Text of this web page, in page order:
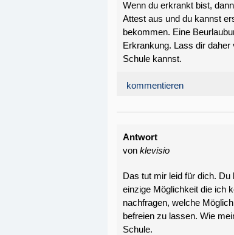
Wenn du erkrankt bist,
Attest aus und du kannst
bekommen. Eine
Erkrankung. Lass dir
Schule kannst.
kommentieren
Antwort
von klevisio
Das tut mir leid für dich.
einzige Möglichkeit die ich
nachfragen, welche
befreien zu lassen. Wie
Schule.